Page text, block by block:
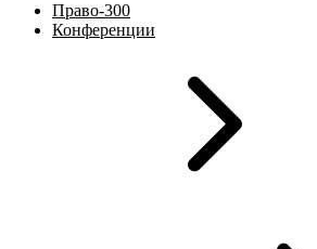
Право-300
Конференции